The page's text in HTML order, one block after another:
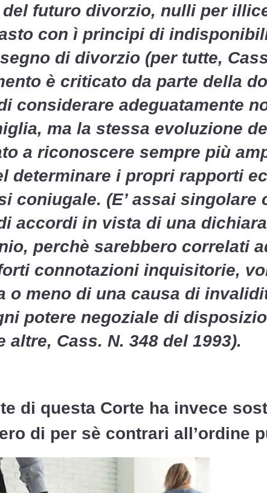
futuro divorzio, nulli per
con ì principi di
di divorzio (per tutte,
è criticato da parte della
considerare adeguatamente
, ma la stessa evoluzione
a riconoscere sempre più
determinare i propri rapporti
coniugale. (E’ assai singolare
accordi in vista di una
perchè sarebbero correlati
connotazioni inquisitorie,
o meno di una causa di
potere negoziale di
altre, Cass. N. 348 del 1993).
di questa Corte ha invece
di per sè contrari all’ordine